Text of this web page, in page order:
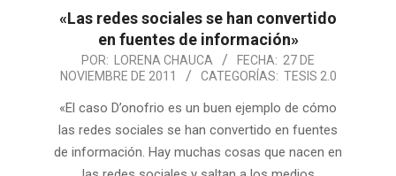
«Las redes sociales se han convertido
en fuentes de información»
POR: LORENA CHAUCA FECHA: 27 DE
NOVIEMBRE DE 2011
CATEGORÍAS: TESIS 2.0
«El caso D’onofrio es un buen ejemplo de cómo
las redes sociales se han convertido en fuentes
de información. Hay muchas cosas que nacen en